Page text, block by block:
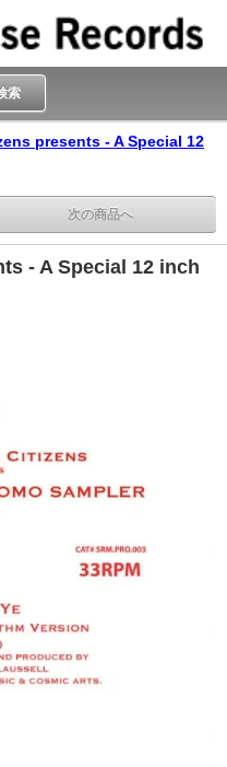
索
presents - A Special 12
次の商品へ
- A Special 12 inch